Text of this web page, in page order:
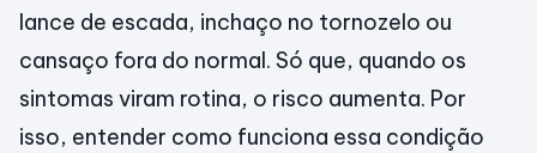
lance de escada, inchaço no tornozelo ou
cansaço fora do normal. Só que, quando os
sintomas viram rotina, o risco aumenta. Por
isso, entender como funciona essa condição